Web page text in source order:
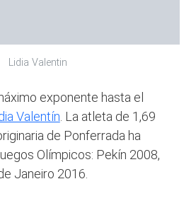
Lidia Valentin
exponente hasta el
Valentín . La atleta de 1,69
de Ponferrada ha
Olímpicos: Pekín 2008,
Janeiro 2016.